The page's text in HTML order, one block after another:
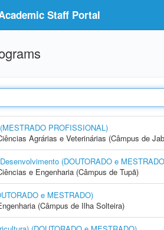
Staff Portal
PROFISSIONAL)
Agrárias e Veterinárias (Câmpus de
(DOUTORADO e
e Engenharia (Câmpus de Tupã)
e MESTRADO)
(Câmpus de Ilha Solteira)